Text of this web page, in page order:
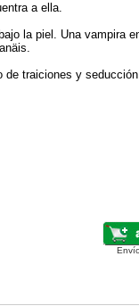
a ella.
la piel. Una vampira
traiciones y